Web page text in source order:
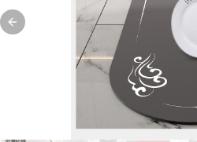
Previous slide